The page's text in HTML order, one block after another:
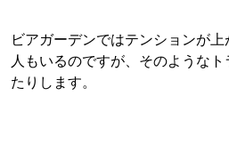
ビアガーデンではテンションが
人もいるのですが、そのような
たりします。